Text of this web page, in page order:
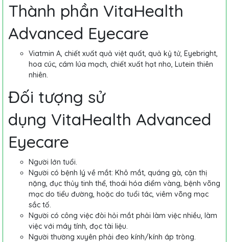
Thành phần VitaHealth
Advanced Eyecare
Viatmin A, chiết xuất quả việt quất, quả kỷ tử, Eyebright,
hoa cúc, cám lúa mạch, chiết xuất hạt nho, Lutein thiên
nhiên.
Đối tượng sử
dụng VitaHealth Advanced
Eyecare
Người lớn tuổi.
Người có bệnh lý về mắt: Khô mắt, quáng gà, cận thị
nặng, đục thủy tinh thể, thoái hóa điểm vàng, bệnh võng
mạc do tiểu đường, hoặc do tuổi tác, viêm võng mạc
sắc tố.
Người có công việc đòi hỏi mắt phải làm việc nhiều, làm
việc với máy tính, đọc tài liệu.
Người thường xuyên phải đeo kính/kính áp tròng.